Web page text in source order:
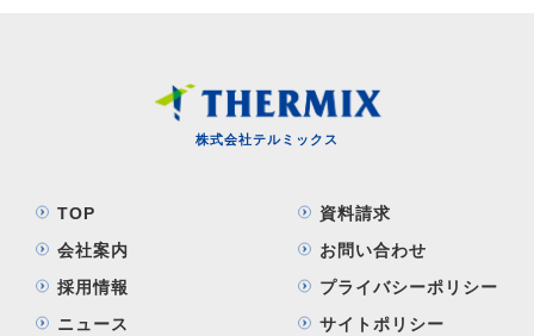
株式会社テルミックス
TOP
会社案内
採用情報
ニュース
資料請求
お問い合わせ
プライバシーポリシー
サイトポリシー